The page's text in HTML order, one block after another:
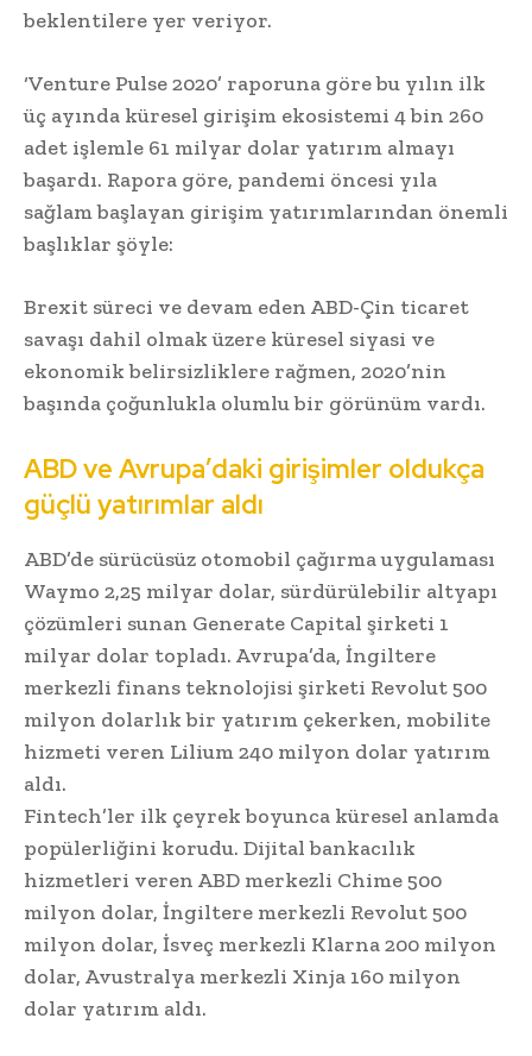
beklentilere yer veriyor.
‘Venture Pulse 2020’ raporuna göre bu yılın ilk
üç ayında küresel girişim ekosistemi 4 bin 260
adet işlemle 61 milyar dolar yatırım almayı
başardı. Rapora göre, pandemi öncesi yıla
sağlam başlayan girişim yatırımlarından önemli
başlıklar şöyle:
Brexit süreci ve devam eden ABD-Çin ticaret
savaşı dahil olmak üzere küresel siyasi ve
ekonomik belirsizliklere rağmen, 2020’nin
başında çoğunlukla olumlu bir görünüm vardı.
ABD ve Avrupa’daki girişimler oldukça
güçlü yatırımlar aldı
ABD’de sürücüsüz otomobil çağırma uygulaması
Waymo 2,25 milyar dolar, sürdürülebilir altyapı
çözümleri sunan Generate Capital şirketi 1
milyar dolar topladı. Avrupa’da, İngiltere
merkezli finans teknolojisi şirketi Revolut 500
milyon dolarlık bir yatırım çekerken, mobilite
hizmeti veren Lilium 240 milyon dolar yatırım
aldı.
Fintech’ler ilk çeyrek boyunca küresel anlamda
popülerliğini korudu. Dijital bankacılık
hizmetleri veren ABD merkezli Chime 500
milyon dolar, İngiltere merkezli Revolut 500
milyon dolar, İsveç merkezli Klarna 200 milyon
dolar, Avustralya merkezli Xinja 160 milyon
dolar yatırım aldı.